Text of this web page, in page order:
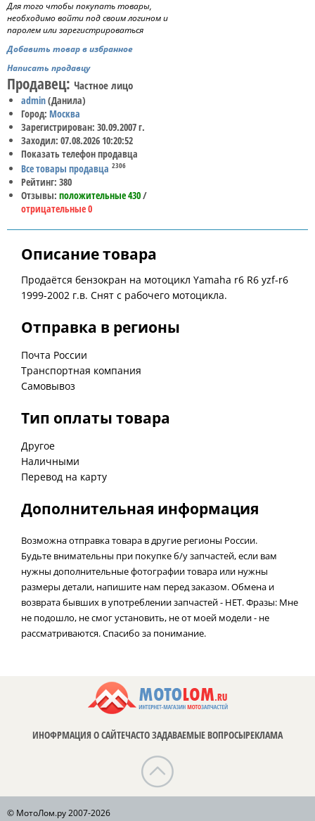
Для того чтобы покупать товары,
необходимо войти под своим логином и
паролем или зарегистрироваться
Добавить товар в избранное
Написать продавцу
Продавец: Частное лицо
admin(Данила)
Город: Москва
Зарегистрирован: 30.09.2007 г.
Заходил: 07.08.2026 10:20:52
Показать телефон продавца
Все товары продавца 2306
Рейтинг: 380
Отзывы: положительные 430/
отрицательные 0
Описание товара
Продаётся бензокран на мотоцикл Yamaha r6 R6 yzf-r6
1999-2002 г.в. Снят с рабочего мотоцикла.
Отправка в регионы
Почта России
Транспортная компания
Самовывоз
Тип оплаты товара
Другое
Наличными
Перевод на карту
Дополнительная информация
Возможна отправка товара в другие регионы России.
Будьте внимательны при покупке б/у запчастей, если вам
нужны дополнительные фотографии товара или нужны
размеры детали, напишите нам перед заказом. Обмена и
возврата бывших в употреблении запчастей - НЕТ. Фразы: Мне
не подошло, не смог установить, не от моей модели - не
рассматриваются. Спасибо за понимание.
ИНОФРМАЦИЯ О САЙТЕЧАСТО ЗАДАВАЕМЫЕ ВОПРОСЫРЕКЛАМА
© МотоЛом.ру 2007-2026